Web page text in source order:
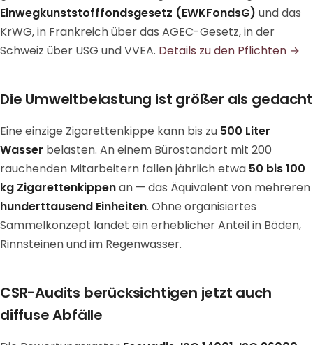
Einwegkunststofffondsgesetz (EWKFondsG) und das
KrWG, in Frankreich über das AGEC-Gesetz, in der
Schweiz über USG und VVEA. Details zu den Pflichten →
Die Umweltbelastung ist größer als gedacht
Eine einzige Zigarettenkippe kann bis zu 500 Liter
Wasser belasten. An einem Bürostandort mit 200
rauchenden Mitarbeitern fallen jährlich etwa 50 bis 100
kg Zigarettenkippenan — das Äquivalent von mehreren
hunderttausend Einheiten. Ohne organisiertes
Sammelkonzept landet ein erheblicher Anteil in Böden,
Rinnsteinen und im Regenwasser.
CSR-Audits berücksichtigen jetzt auch
diffuse Abfälle